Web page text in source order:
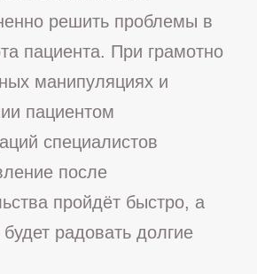
решить проблемы в
пациента. При грамотно
манипуляциях и
пациентом
специалистов
после
пройдёт быстро, а
будет радовать долгие